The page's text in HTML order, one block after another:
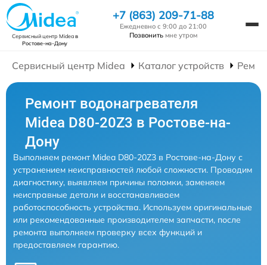
Сервисный центр Mideaв
Ростове-на-Дону
+7 (863) 209-71-88
Ежедневно с 9:00 до 21:00
Позвонить мне утром
Сервисный центр Midea Каталог устройств
Ремонт водонагревателя
Midea D80-20Z3 в Ростове-на-
Дону
Выполняем ремонт Midea D80-20Z3 в Ростове-на-Дону с
устранением неисправностей любой сложности. Проводим
диагностику, выявляем причины поломки, заменяем
неисправные детали и восстанавливаем
работоспособность устройства. Используем оригинальные
или рекомендованные производителем запчасти, после
ремонта выполняем проверку всех функций и
предоставляем гарантию.